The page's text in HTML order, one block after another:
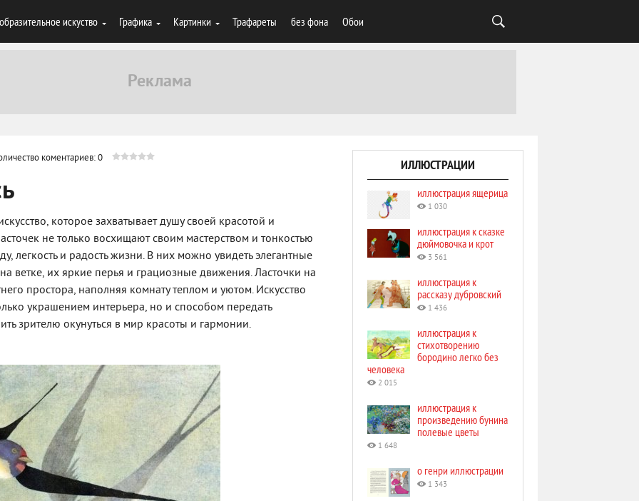
искуство Графика Картинки Трафареты без фона Обои
коментариев: 0
которое захватывает душу своей красотой и
не только восхищают своим мастерством и тонкостью
легкость и радость жизни. В них можно увидеть элегантные
ветке, их яркие перья и грациозные движения. Ласточки на
простора, наполняя комнату теплом и уютом. Искусство
украшением интерьера, но и способом передать
зрителю окунуться в мир красоты и гармонии.
ИЛЛЮСТРАЦИИ
иллюстрация ящерица
1 030
иллюстрация к сказке
дюймовочка и крот
3 561
иллюстрация к
рассказу дубровский
1 436
иллюстрация к
стихотворению
бородино легко без
человека
2 015
иллюстрация к
произведению бунина
полевые цветы
1 648
о генри иллюстрации
1 343